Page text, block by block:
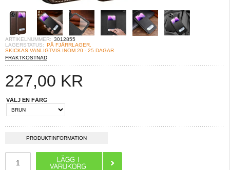
ARTIKELNUMMER: 3012855
LAGERSTATUS: PÅ FJÄRRLAGER.
SKICKAS VANLIGTVIS INOM 20 - 25 DAGAR
FRAKTKOSTNAD
227,00 KR
VÄLJ EN FÄRG
PRODUKTINFORMATION